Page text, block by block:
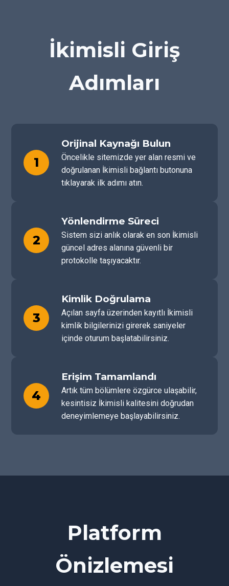
İkimisli Giriş
Adımları
1
Orijinal Kaynağı Bulun
Öncelikle sitemizde yer alan resmi ve
doğrulanan İkimisli bağlantı butonuna
tıklayarak ilk adımı atın.
2
Yönlendirme Süreci
Sistem sizi anlık olarak en son İkimisli
güncel adres alanına güvenli bir
protokolle taşıyacaktır.
3
Kimlik Doğrulama
Açılan sayfa üzerinden kayıtlı İkimisli
kimlik bilgilerinizi girerek saniyeler
içinde oturum başlatabilirsiniz.
4
Erişim Tamamlandı
Artık tüm bölümlere özgürce ulaşabilir,
kesintisiz İkimisli kalitesini doğrudan
deneyimlemeye başlayabilirsiniz.
Platform
Önizlemesi